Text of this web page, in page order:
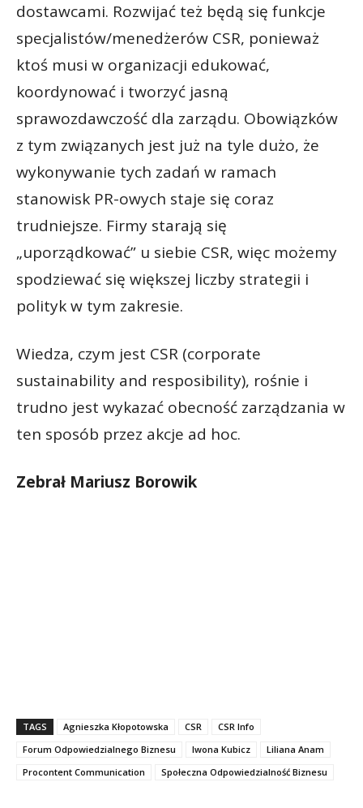
dostawcami. Rozwijać też będą się funkcje
specjalistów/menedżerów CSR, ponieważ
ktoś musi w organizacji edukować,
koordynować i tworzyć jasną
sprawozdawczość dla zarządu. Obowiązków
z tym związanych jest już na tyle dużo, że
wykonywanie tych zadań w ramach
stanowisk PR-owych staje się coraz
trudniejsze. Firmy starają się
„uporządkować” u siebie CSR, więc możemy
spodziewać się większej liczby strategii i
polityk w tym zakresie.
Wiedza, czym jest CSR (corporate
sustainability and resposibility), rośnie i
trudno jest wykazać obecność zarządzania w
ten sposób przez akcje ad hoc.
Zebrał Mariusz Borowik
TAGS Agnieszka Kłopotowska CSR
CSR Info
Forum Odpowiedzialnego Biznesu
Iwona Kubicz
Liliana Anam
Procontent Communication
Społeczna Odpowiedzialność Biznesu